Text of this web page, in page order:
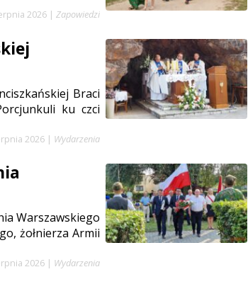
2026 | Zapowiedzi
Braci
ku czci
2026 | Wydarzenia
Warszawskiego
żołnierza Armii
2026 | Wydarzenia